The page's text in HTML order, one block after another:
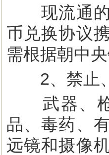
现流通的
币兑换协议
需根据朝中
2、禁止
武器、枪
品、毒药、
远镜和摄像